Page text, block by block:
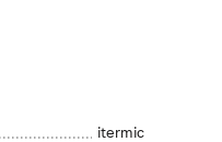
itermic